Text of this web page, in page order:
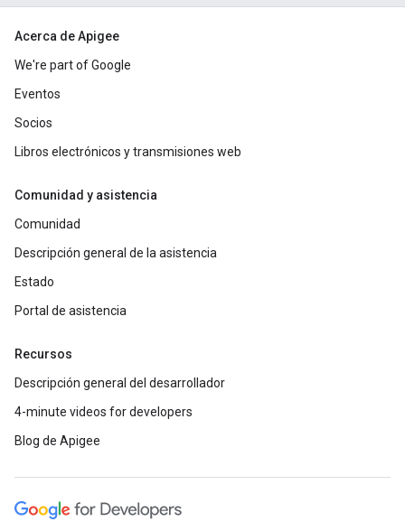
Acerca de Apigee
We're part of Google
Eventos
Socios
Libros electrónicos y transmisiones web
Comunidad y asistencia
Comunidad
Descripción general de la asistencia
Estado
Portal de asistencia
Recursos
Descripción general del desarrollador
4-minute videos for developers
Blog de Apigee